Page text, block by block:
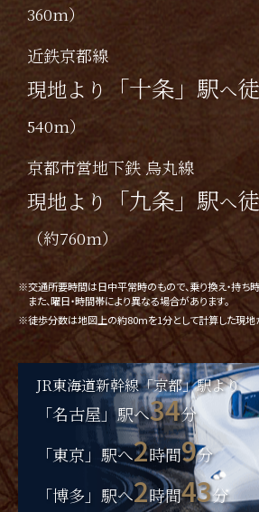
360m）
近鉄京都線
現地より 「十条」駅へ
540m）
京都市営地下鉄 烏丸線
現地より 「九条」駅へ
（約760m）
※交通所要時間は日中平常時のもので、乗り換え・持ち
また、曜日・時間帯により異なる場合があります。
※徒歩分数は地図上の約80mを1分として計算した現地
JR東海道新幹線「京都」駅より
「名古屋」駅へ34分
「東京」駅へ2時間9分
「博多」駅へ2時間43分